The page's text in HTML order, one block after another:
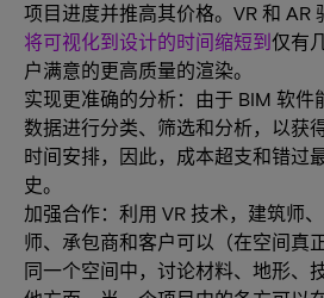
项目进度并推高其价格。VR 和 AR
将可视化到设计的时间缩短到仅有
户满意的更高质量的渲染。
实现更准确的分析：由于 BIM 软件
数据进行分类、筛选和分析，以获
时间安排，因此，成本超支和错过
史。
加强合作：利用 VR 技术，建筑师
师、承包商和客户可以（在空间真
同一个空间中，讨论材料、地形、